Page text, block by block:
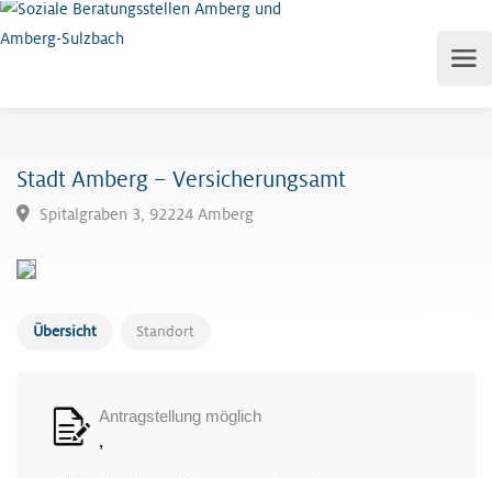
Stadt Amberg – Versicherungsamt
Übersicht Standort
Antragstellung möglich
,